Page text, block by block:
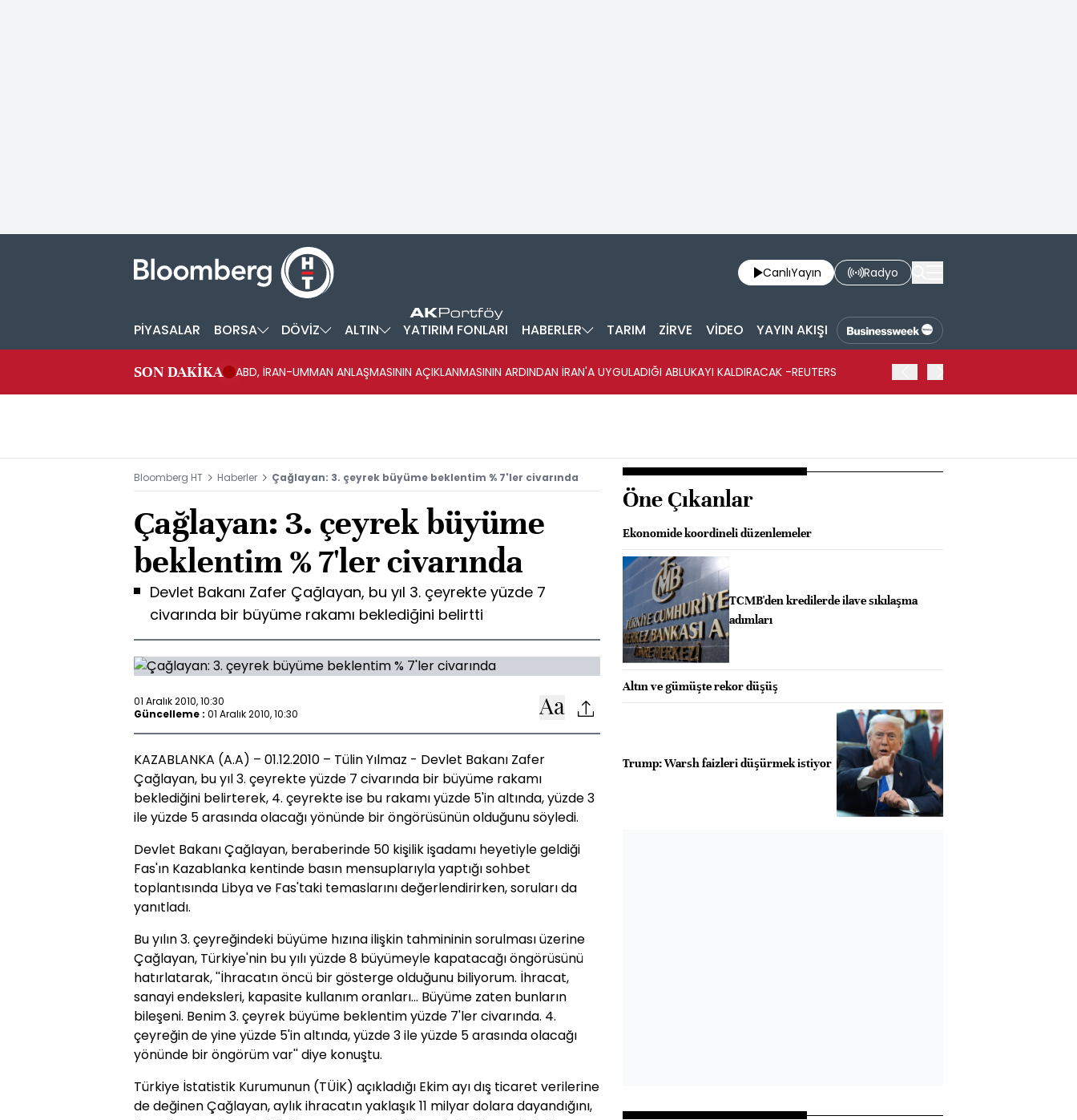
CanlıYayın Radyo
PİYASALAR BORSA DÖVİZ ALTIN YATIRIM FONLARI HABERLER TARIM ZİRVE VİDEO YAYIN AKIŞI
SON DAKİKA ABD, İRAN-UMMAN ANLAŞMASININ AÇIKLANMASININ ARDINDAN İRAN'A UYGULADIĞI ABLUKAYI KALDIRACAK -REUTERS
Bloomberg HT Haberler Çağlayan: 3. çeyrek büyüme beklentim % 7'ler civarında
Çağlayan: 3. çeyrek büyüme
beklentim % 7'ler civarında
Devlet Bakanı Zafer Çağlayan, bu yıl 3. çeyrekte yüzde 7
civarında bir büyüme rakamı beklediğini belirtti
01 Aralık 2010, 10:30
Güncelleme : 01 Aralık 2010, 10:30
KAZABLANKA (A.A) – 01.12.2010 – Tülin Yılmaz - Devlet Bakanı Zafer
Çağlayan, bu yıl 3. çeyrekte yüzde 7 civarında bir büyüme rakamı
beklediğini belirterek, 4. çeyrekte ise bu rakamı yüzde 5'in altında, yüzde 3
ile yüzde 5 arasında olacağı yönünde bir öngörüsünün olduğunu söyledi.
Devlet Bakanı Çağlayan, beraberinde 50 kişilik işadamı heyetiyle geldiği
Fas'ın Kazablanka kentinde basın mensuplarıyla yaptığı sohbet
toplantısında Libya ve Fas'taki temaslarını değerlendirirken, soruları da
yanıtladı.
Bu yılın 3. çeyreğindeki büyüme hızına ilişkin tahmininin sorulması üzerine
Çağlayan, Türkiye'nin bu yılı yüzde 8 büyümeyle kapatacağı öngörüsünü
hatırlatarak, ''İhracatın öncü bir gösterge olduğunu biliyorum. İhracat,
sanayi endeksleri, kapasite kullanım oranları... Büyüme zaten bunların
bileşeni. Benim 3. çeyrek büyüme beklentim yüzde 7'ler civarında. 4.
çeyreğin de yine yüzde 5'in altında, yüzde 3 ile yüzde 5 arasında olacağı
yönünde bir öngörüm var'' diye konuştu.
Türkiye İstatistik Kurumunun (TÜİK) açıkladığı Ekim ayı dış ticaret verilerine
de değinen Çağlayan, aylık ihracatın yaklaşık 11 milyar dolara dayandığını,
Öne Çıkanlar
Ekonomide koordineli düzenlemeler
TCMB'den kredilerde ilave sıkılaşma
adımları
Altın ve gümüşte rekor düşüş
Trump: Warsh faizleri düşürmek istiyor